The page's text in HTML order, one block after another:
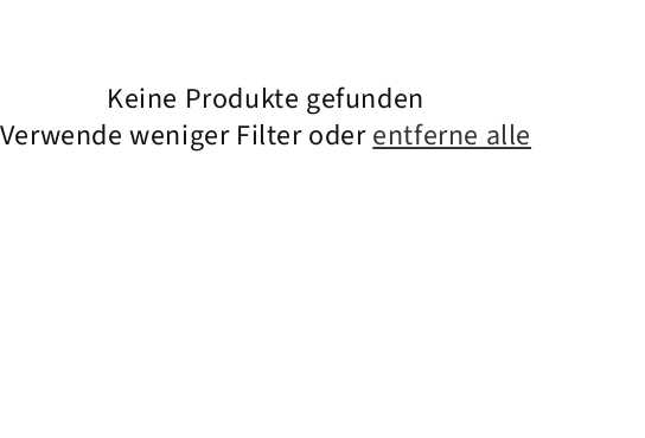
Keine Produkte gefunden
Verwende weniger Filter oderentferne alle